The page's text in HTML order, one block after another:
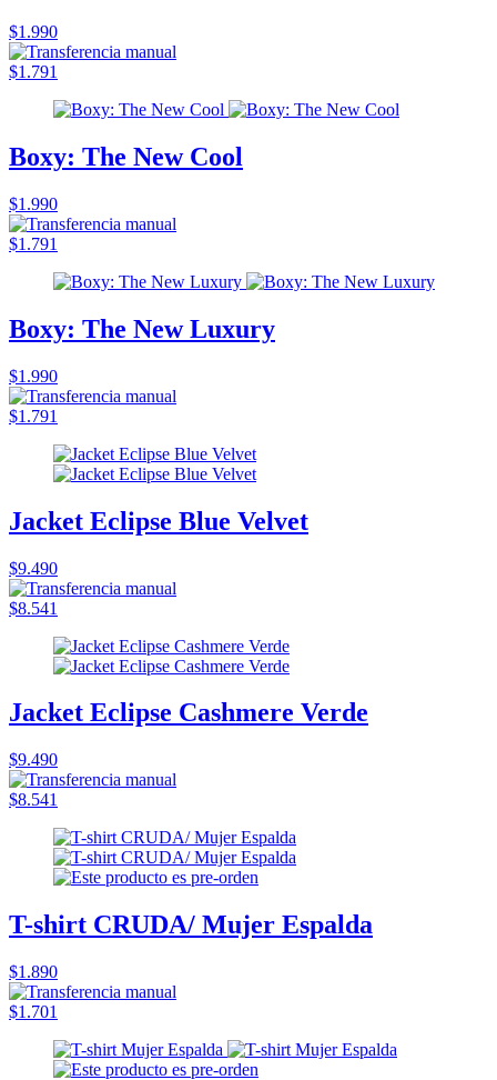
$1.990
$1.791
Boxy: The New Cool
$1.990
$1.791
Boxy: The New Luxury
$1.990
$1.791
Jacket Eclipse Blue Velvet
$9.490
$8.541
Jacket Eclipse Cashmere Verde
$9.490
$8.541
T-shirt CRUDA/ Mujer Espalda
$1.890
$1.701